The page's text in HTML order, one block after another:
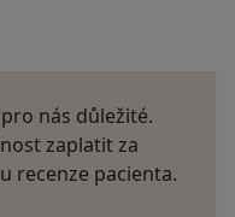
nás důležité.
zaplatit za
recenze pacienta.